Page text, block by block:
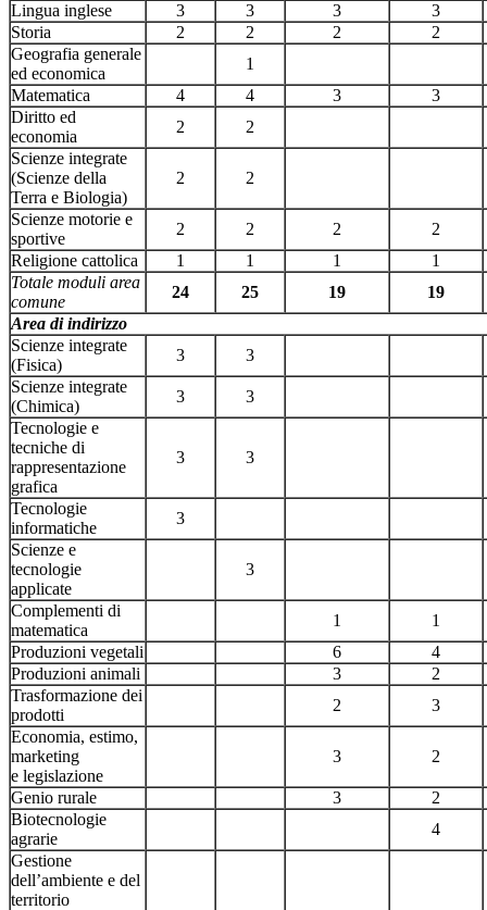
Lingua inglese
3 3 3
3
Storia
2 2 2
2
Geografia generale
ed economica
1
Matematica
4 4 3
3
Diritto ed
economia
2
2
Scienze integrate
(Scienze della
Terra e Biologia)
2 2
Scienze motorie e
sportive
2 2 2
2
Religione cattolica
1 1 1
1
Totale moduli area
comune
24 25 19
19
Area di indirizzo
Scienze integrate
(Fisica)
3
3
Scienze integrate
(Chimica)
3
3
Tecnologie e
tecniche di
rappresentazione
grafica
3 3
Tecnologie
informatiche
3
Scienze e
tecnologie
applicate
3
Complementi di
matematica
1
1
Produzioni vegetali
6
4
Produzioni animali
3
2
Trasformazione dei
prodotti
2
3
Economia, estimo,
marketing
e legislazione
3 2
Genio rurale 3
2
Biotecnologie
agrarie
4
Gestione
dell’ambiente e del
territorio